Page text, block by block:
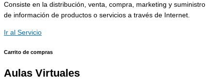
Consiste en la distribución, venta, compra, marketing y suministro
de información de productos o servicios a través de Internet.
Ir al Servicio
Carrito de compras
Aulas Virtuales